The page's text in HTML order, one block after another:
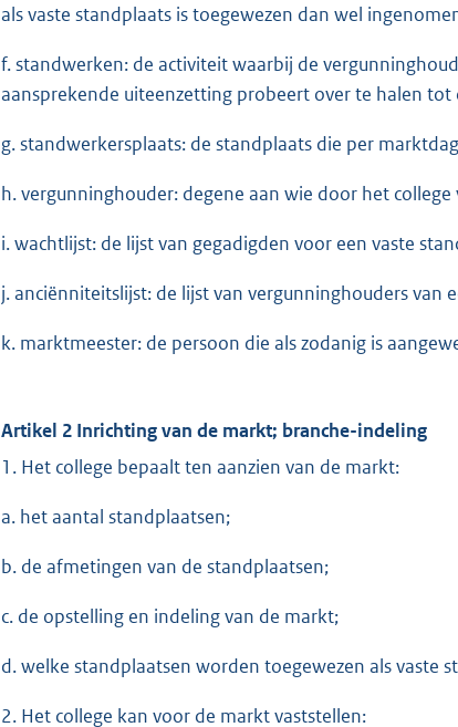
als vaste standplaats is toegewezen dan wel
f. standwerken: de activiteit waarbij de
aansprekende uiteenzetting probeert over te halen
g. standwerkersplaats: de standplaats die per
h. vergunninghouder: degene aan wie door het
i. wachtlijst: de lijst van gegadigden voor een vaste
j. anciënniteitslijst: de lijst van vergunninghouders van
k. marktmeester: de persoon die als zodanig is
Artikel 2 Inrichting van de markt; branche-indeling
1. Het college bepaalt ten aanzien van de markt:
a. het aantal standplaatsen;
b. de afmetingen van de standplaatsen;
c. de opstelling en indeling van de markt;
d. welke standplaatsen worden toegewezen als vaste
2. Het college kan voor de markt vaststellen: